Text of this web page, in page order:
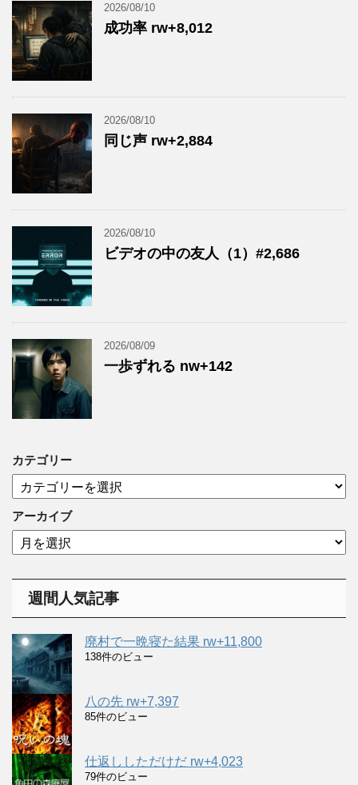
2026/08/10
成功率 rw+8,012
2026/08/10
同じ声 rw+2,884
2026/08/10
ビデオの中の友人（1）#2,686
2026/08/09
一歩ずれる nw+142
カテゴリー
テ
ゴ
リ
ー
アーカイブ
ア
ー
週間人気記事
廃村で一晩寝た結果 rw+11,800
138件のビュー
八の先 rw+7,397
85件のビュー
仕返ししただけだ rw+4,023
79件のビュー